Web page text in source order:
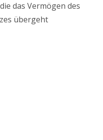
das Vermögen des
übergeht